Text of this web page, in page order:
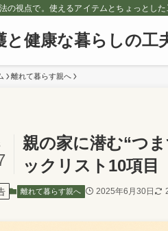
の視点で。使えるアイテムとちょっとした
と健康な暮らしの工
離れて暮らす親へ
親の家に潜む“つ
ックリスト10項目
離れて暮らす親へ 2025年6月30日